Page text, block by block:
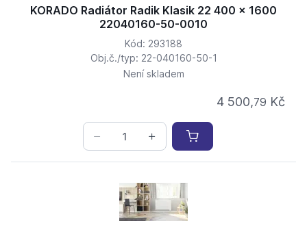
KORADO Radiátor Radik Klasik 22 400 x 1600
22040160-50-0010
Kód: 293188
Obj.č./typ: 22-040160-50-1
Není skladem
4 500,79 Kč